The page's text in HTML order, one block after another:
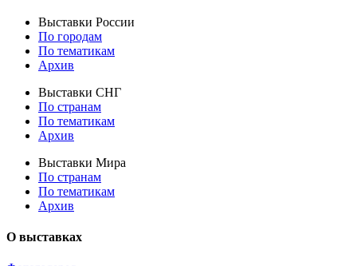
Выставки России
По городам
По тематикам
Архив
Выставки СНГ
По странам
По тематикам
Архив
Выставки Мира
По странам
По тематикам
Архив
О выставках